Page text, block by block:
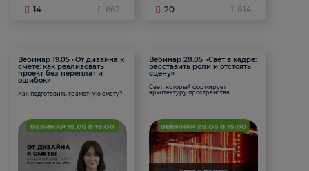
14 662 20 814
Вебинар 19.05 «От дизайна к
смете: как реализовать
проект без переплат и
ошибок»
Как подготовить грамотную смету?
Вебинар 28.05 «Свет в кадре:
расставить роли и отстоять
сцену»
Свет, который формирует
архитектуру пространства.